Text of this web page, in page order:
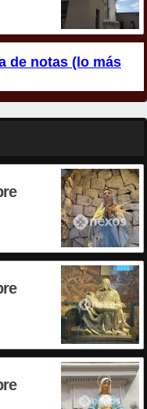
de notas (lo más